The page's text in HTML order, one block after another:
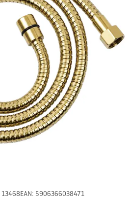
13468EAN: 5906366038471